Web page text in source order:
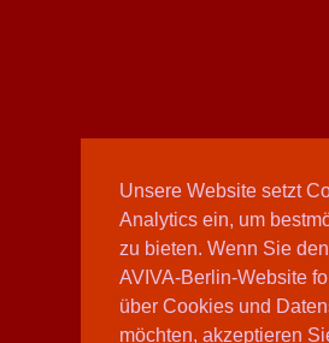
Unsere Website setzt
Analytics ein, um
zu bieten. Wenn Sie
AVIVA-Berlin-Website
über Cookies und
möchten, akzeptieren